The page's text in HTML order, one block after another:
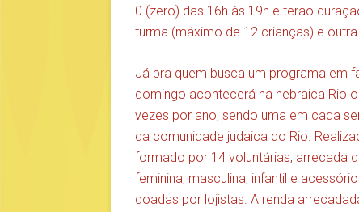
0 (zero) das 16h às 19h e terão
turma (máximo de 12 crianças) e outra.
Já pra quem busca um programa em
domingo acontecerá na hebraica Rio
vezes por ano, sendo uma em cada
da comunidade judaica do Rio.
formado por 14 voluntárias, arrecada
feminina, masculina, infantil e
doadas por lojistas. A renda